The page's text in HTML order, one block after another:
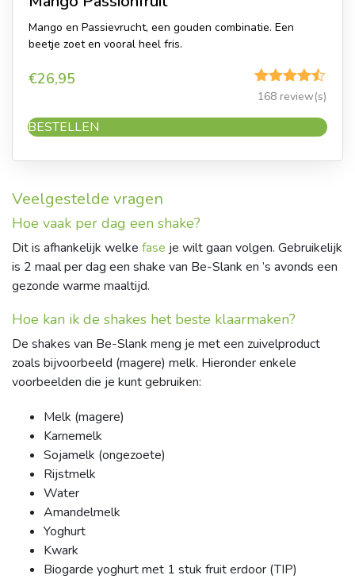
Mango en Passievrucht, een gouden combinatie. Een
beetje zoet en vooral heel fris.
€26,95
Gewaardeerd
4.46
uit 5
168 review(s)
BESTELLEN
Veelgestelde vragen
Hoe vaak per dag een shake?
Dit is afhankelijk welke fase je wilt gaan volgen. Gebruikelijk
is 2 maal per dag een shake van Be-Slank en ’s avonds een
gezonde warme maaltijd.
Hoe kan ik de shakes het beste klaarmaken?
De shakes van Be-Slank meng je met een zuivelproduct
zoals bijvoorbeeld (magere) melk. Hieronder enkele
voorbeelden die je kunt gebruiken:
Melk (magere)
Karnemelk
Sojamelk (ongezoete)
Rijstmelk
Water
Amandelmelk
Yoghurt
Kwark
Biogarde yoghurt met 1 stuk fruit erdoor (TIP)